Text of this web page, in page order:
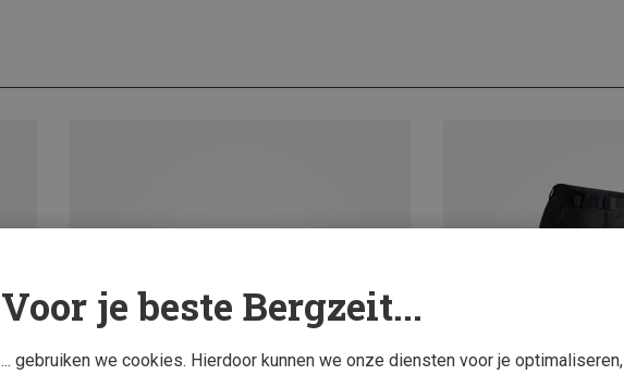
Voor je beste Bergzeit...
... gebruiken we cookies. Hierdoor kunnen we onze diensten voor je